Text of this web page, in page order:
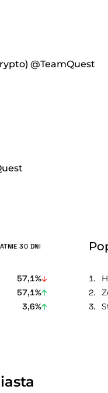
@TeamQuest
30 DNI
57,1%
57,1%
3,6%